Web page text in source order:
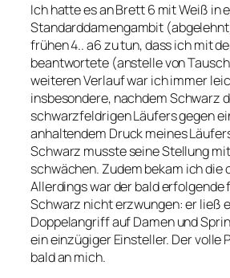
Ich hatte es an Brett 6 mit Weiß in
Standarddamengambit
frühen 4.. a6 zu tun, dass ich mit
beantwortete (anstelle von
weiteren Verlauf war ich immer
insbesondere, nachdem Schwarz
schwarzfeldrigen Läufers gegen
anhaltendem Druck meines
Schwarz musste seine Stellung
schwächen. Zudem bekam ich die
Allerdings war der bald erfolgende
Schwarz nicht erzwungen: er ließ
Doppelangriff auf Damen und
ein einzügiger Einsteller. Der volle
bald an mich.